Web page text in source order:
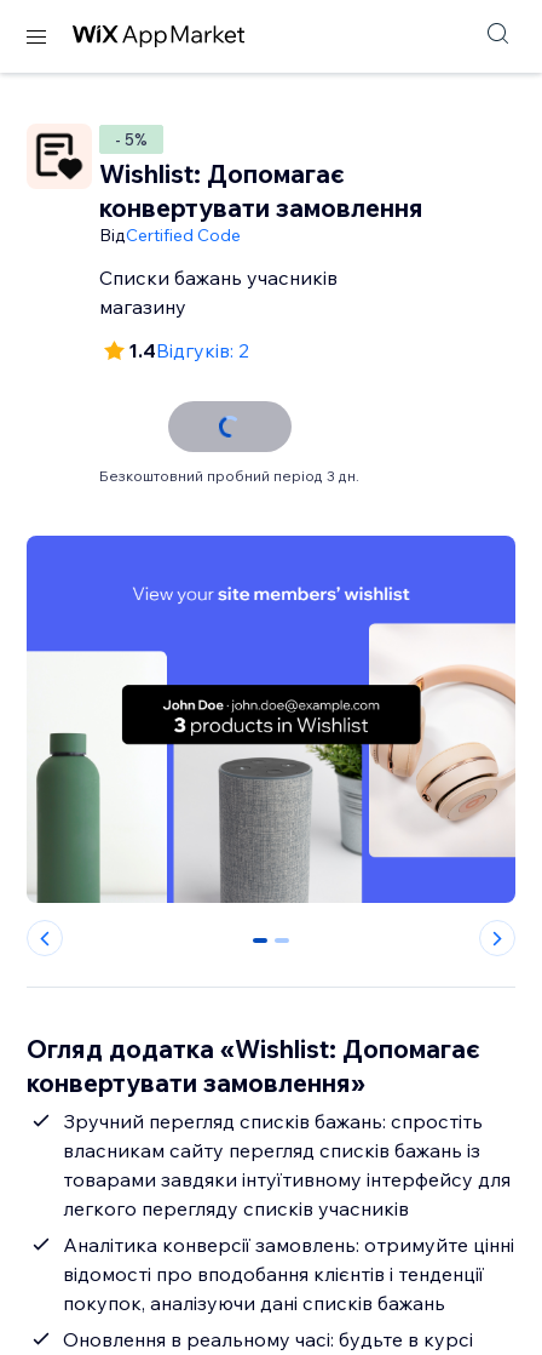
- 5%
Wishlist: Допомагає
конвертувати замовлення
ВідCertified Code
Списки бажань учасників
магазину
1.4Відгуків: 2
Безкоштовний пробний період 3 дн.
0 1
Огляд додатка «Wishlist: Допомагає
конвертувати замовлення»
Зручний перегляд списків бажань: спростіть
власникам сайту перегляд списків бажань із
товарами завдяки інтуїтивному інтерфейсу для
легкого перегляду списків учасників
Аналітика конверсії замовлень: отримуйте цінні
відомості про вподобання клієнтів і тенденції
покупок, аналізуючи дані списків бажань
Оновлення в реальному часі: будьте в курсі